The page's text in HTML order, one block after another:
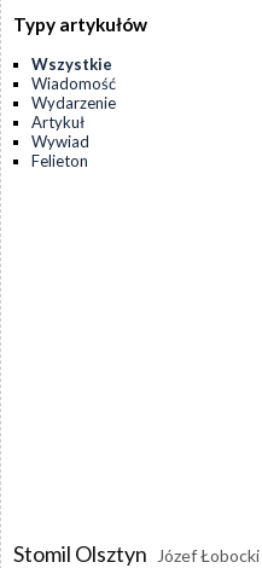
Typy artykułów
Wszystkie
Wiadomość
Wydarzenie
Artykuł
Wywiad
Felieton
Stomil Olsztyn Józef Łobocki